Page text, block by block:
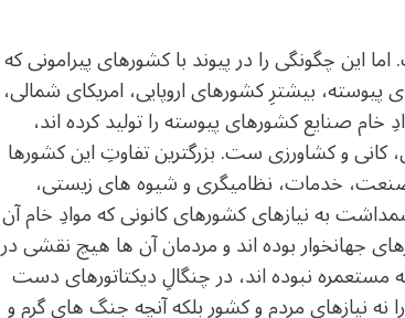
این چگونگی را در پیوند با کشورهای پیرامونی که
بیشترِ کشورهای اروپایی، امریکای شمالی،
خام صنایع کشورهای پیوسته را تولید کرده اند،
کانی و کشاورزی ست. بزرگترین تفاوتِ این کشورها
خدمات، نظامیگری و شیوه های زیستی،
به نیازهای کشورهای کانونی که موادِ خام آن
جهانخوار بوده اند و مردمان آن ها هیچ نقشی در
مستعمره نبوده اند، در چنگالِ دیکتاتورهای دست
نیازهای مردم و کشور بلکه آنچه جنگ های گرم و